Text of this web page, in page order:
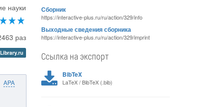
науки
раз
APA
Сборник
https://interactive-plus.ru/ru/action/329/info
Выходные сведения сборника
https://interactive-plus.ru/ru/action/329/imprint
Ссылка на экспорт
BibTeX
LaTeX / BibTeX (.bib)